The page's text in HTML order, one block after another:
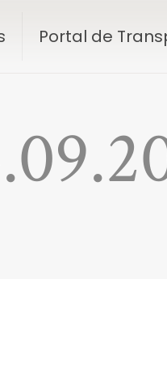
Portal de